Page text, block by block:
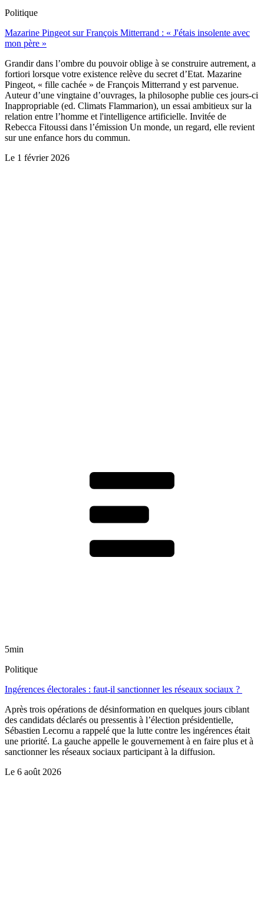
Politique
Mazarine Pingeot sur François Mitterrand : « J'étais insolente avec
mon père »
Grandir dans l’ombre du pouvoir oblige à se construire autrement, a
fortiori lorsque votre existence relève du secret d’Etat. Mazarine
Pingeot, « fille cachée » de François Mitterrand y est parvenue.
Auteur d’une vingtaine d’ouvrages, la philosophe publie ces jours-ci
Inappropriable (ed. Climats Flammarion), un essai ambitieux sur la
relation entre l’homme et l'intelligence artificielle. Invitée de
Rebecca Fitoussi dans l’émission Un monde, un regard, elle revient
sur une enfance hors du commun.
Le 1 février 2026
5min
Politique
Ingérences électorales : faut-il sanctionner les réseaux sociaux ?
Après trois opérations de désinformation en quelques jours ciblant
des candidats déclarés ou pressentis à l’élection présidentielle,
Sébastien Lecornu a rappelé que la lutte contre les ingérences était
une priorité. La gauche appelle le gouvernement à en faire plus et à
sanctionner les réseaux sociaux participant à la diffusion.
Le 6 août 2026